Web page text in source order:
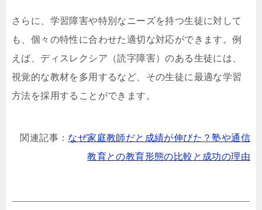
さらに、学習障害や特別なニーズを持つ生徒に対して
も、個々の特性に合わせた適切な対応ができます。例
えば、ディスレクシア（読字障害）のある生徒には、
視覚的な教材を多用するなど、その生徒に最適な学習
方法を採用することができます。
関連記事： なぜ家庭教師だと成績が伸びた？塾や通信
教育との教育形態の比較と成功の理由